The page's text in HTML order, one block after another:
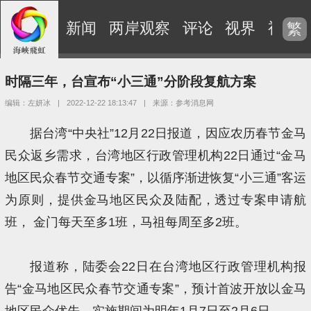
新闻 两岸观察 评论 视界 视频
繁
时隔三年，台宣布“小三通”分阶段复航方案
编辑：左妍冰 | 2022-12-22 18:13:47 | 来源：参考消息网
据台湾“中央社”12月22日报道，因应农历春节金马
民众返乡需求，台湾地区行政管理机构22日通过“金马
地区民众春节交通专案”，以循序渐进恢复“小三通”客运
为原则，提供金马地区民众及陆配，透过专案申请航
班， 金门每天至多1班，马祖每周至多2班。
报道称，陆委会22日在台湾地区行政管理机构报
告“金马地区民众春节交通专案”，预计首波开放以金马